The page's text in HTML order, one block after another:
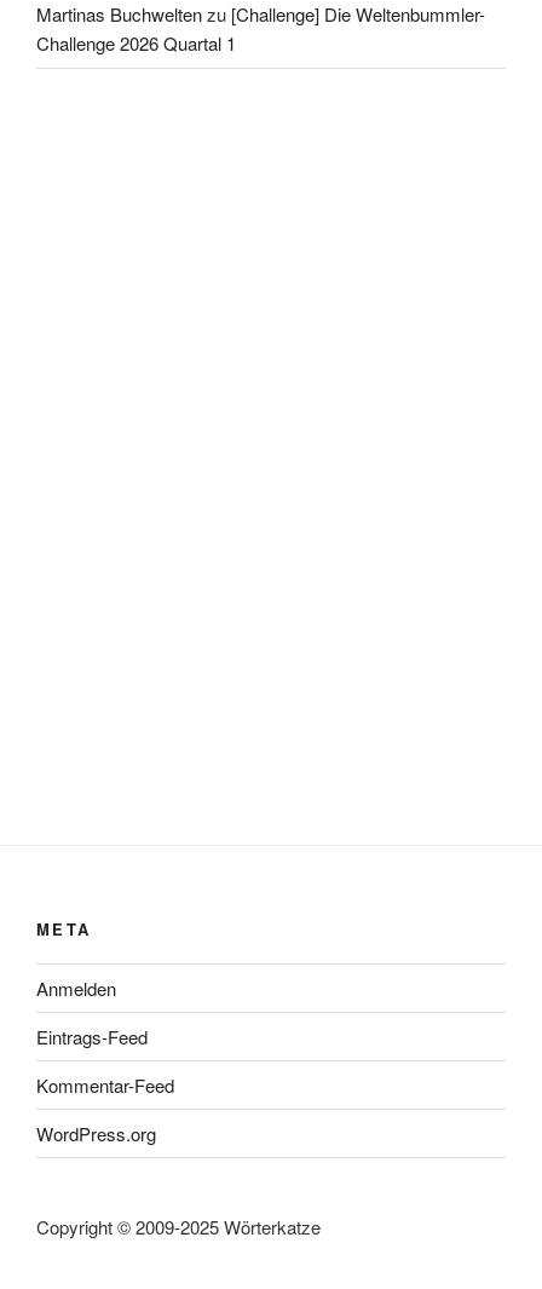
Martinas Buchweltenzu [Challenge] Die Weltenbummler-
Challenge 2026 Quartal 1
META
Anmelden
Eintrags-Feed
Kommentar-Feed
WordPress.org
Copyright © 2009-2025 Wörterkatze